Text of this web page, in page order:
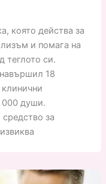
която действа за
и помага на
теглото си.
18
000 души.
за